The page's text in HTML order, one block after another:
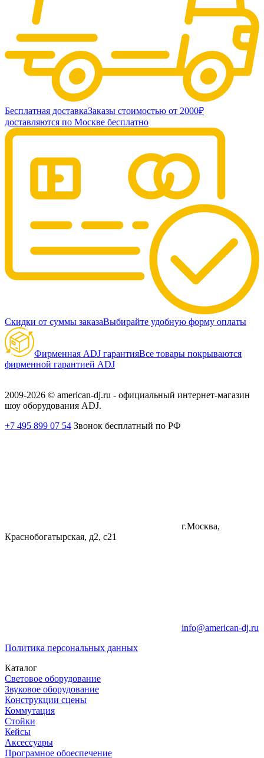
Бесплатная доставкаЗаказы стоимостью от 2000₽
доставляются по Москве бесплатно
Скидки от суммы заказаВыбирайте удобную форму оплаты
Фирменная ADJ гарантияВсе товары покрываются
фирменной гарантией ADJ
2009-2026 © american-dj.ru - официальный интернет-магазин
шоу оборудования ADJ.
+7 495 899 07 54 Звонок бесплатный по РФ
г.Москва,
Краснобогатырская, д2, с21
info@american-dj.ru
Политика персональных данных
Каталог
Световое оборудование
Звуковое оборудование
Конструкции сцены
Коммутация
Стойки
Кейсы
Аксессуары
Програмное обоеспечение